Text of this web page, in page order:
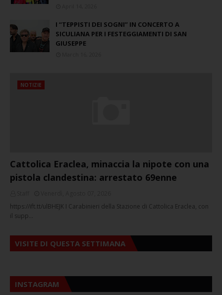
I “TEPPISTI DEI SOGNI” IN CONCERTO A
SICULIANA PER I FESTEGGIAMENTI DI SAN
GIUSEPPE
NOTIZIE
Cattolica Eraclea, minaccia la nipote con una
pistola clandestina: arrestato 69enne
https://ift.tt/ulBHEJK I Carabinieri della Stazione di Cattolica Eraclea, con
il supp…
VISITE DI QUESTA SETTIMANA
INSTAGRAM